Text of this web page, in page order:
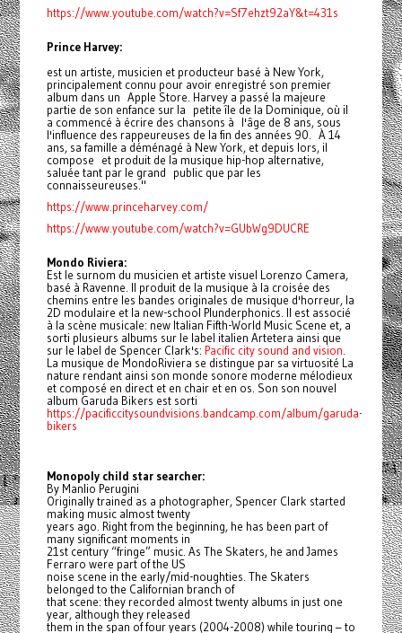
https://www.youtube.com/watch?v=Sf7ehzt92aY&t=431s
Prince Harvey:
est un artiste, musicien et producteur basé à New York,
principalement connu pour avoir enregistré son premier
album dans un Apple Store. Harvey a passé la majeure
partie de son enfance sur la petite île de la Dominique, où il
a commencé à écrire des chansons à l'âge de 8 ans, sous
l'influence des rappeureuses de la fin des années 90. À 14
ans, sa famille a déménagé à New York, et depuis lors, il
compose et produit de la musique hip-hop alternative,
saluée tant par le grand public que par les
connaisseureuses."
https://www.princeharvey.com/
https://www.youtube.com/watch?v=GUbWg9DUCRE
Mondo Riviera:
Est le surnom du musicien et artiste visuel Lorenzo Camera,
basé à Ravenne. Il produit de la musique à la croisée des
chemins entre les bandes originales de musique d'horreur, la
2D modulaire et la new-school Plunderphonics. Il est associé
à la scène musicale: new Italian Fifth-World Music Scene et, a
sorti plusieurs albums sur le label italien Artetera ainsi que
sur le label de Spencer Clark's: Pacific city sound and vision.
La musique de MondoRiviera se distingue par sa virtuosité La
nature rendant ainsi son monde sonore moderne mélodieux
et composé en direct et en chair et en os. Son son nouvel
album Garuda Bikers est sorti
https://pacificcitysoundvisions.bandcamp.com/album/garuda-
bikers
Monopoly child star searcher:
By Manlio Perugini
Originally trained as a photographer, Spencer Clark started
making music almost twenty
years ago. Right from the beginning, he has been part of
many significant moments in
21st century “fringe” music. As The Skaters, he and James
Ferraro were part of the US
noise scene in the early/mid-noughties. The Skaters
belonged to the Californian branch of
that scene: they recorded almost twenty albums in just one
year, although they released
them in the span of four years (2004-2008) while touring – to